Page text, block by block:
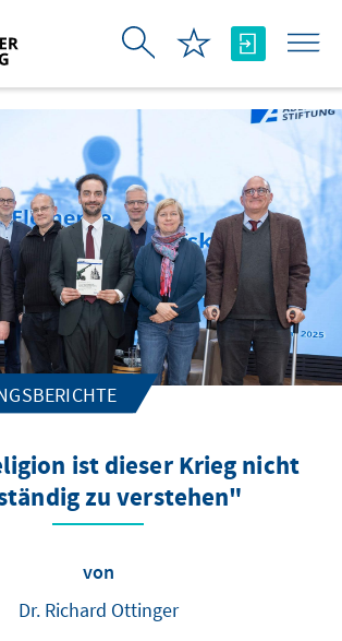
ist dieser Krieg nicht
zu verstehen"
von
Dr. Richard Ottinger